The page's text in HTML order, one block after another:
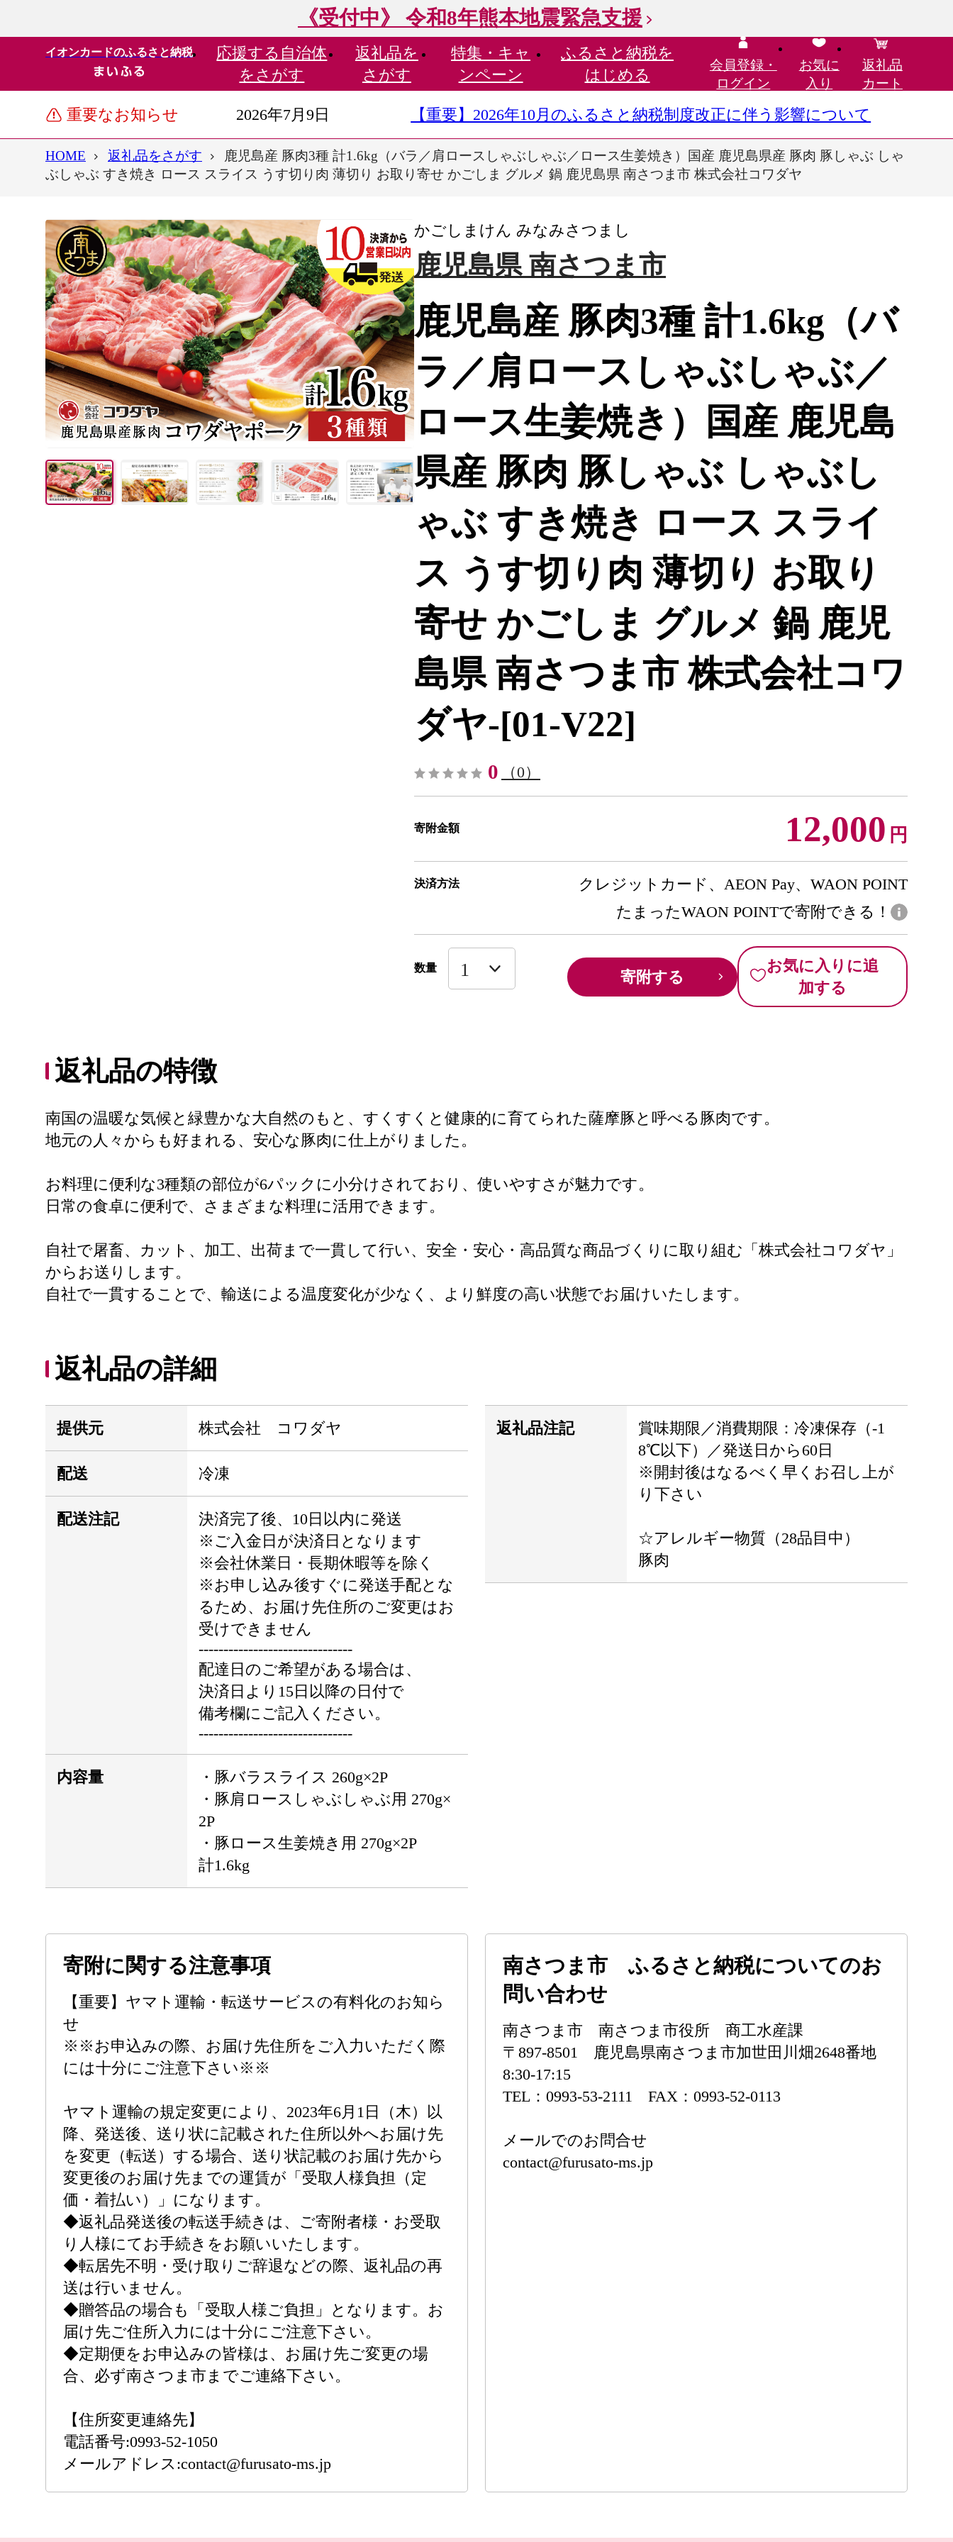
《受付中》 令和8年熊本地震緊急支援
イオンカードのふるさと納税 応援する 自治体
をさがす
返礼品を
さがす
特集・ キャ
ンペーン
ふるさと納税を
はじめる
会員登録・
ログイン
お気に
入り
返礼品
カート
重要なお知らせ 2026年7月9日 【重要】2026年10月のふるさと納税制度改正に伴う影響について
HOME 返礼品をさがす
鹿児島産 豚肉3種 計1.6kg（バラ／肩ロースしゃぶしゃぶ／ロース生姜焼き）国産 鹿児島県産 豚肉 豚しゃぶ しゃ
ぶしゃぶ すき焼き ロース スライス うす切り肉 薄切り お取り寄せ かごしま グルメ 鍋 鹿児島県 南さつま市 株式会社コワダヤ
かごしまけん みなみさつまし
鹿児島県 南さつま市
鹿児島産 豚肉3種 計1.6kg（バ
ラ／肩ロースしゃぶしゃぶ／
ロース生姜焼き）国産 鹿児島
県産 豚肉 豚しゃぶ しゃぶし
ゃぶ すき焼き ロース スライ
ス うす切り肉 薄切り お取り
寄せ かごしま グルメ 鍋 鹿児
島県 南さつま市 株式会社コワ
ダヤ-[01-V22]
0 （0）
寄附金額 12,000 円
決済方法
クレジットカード、AEON Pay、WAON POINT
たまったWAON POINTで寄附できる！
数量 寄附する
お気に入りに追
加する
返礼品の特徴
南国の温暖な気候と緑豊かな大自然のもと、すくすくと健康的に育てられた薩摩豚と呼べる豚肉です。
地元の人々からも好まれる、安心な豚肉に仕上がりました。
お料理に便利な3種類の部位が6パックに小分けされており、使いやすさが魅力です。
日常の食卓に便利で、さまざまな料理に活用できます。
自社で屠畜、カット、加工、出荷まで一貫して行い、安全・安心・高品質な商品づくりに取り組む「株式会社コワダヤ」
からお送りします。
自社で一貫することで、輸送による温度変化が少なく、より鮮度の高い状態でお届けいたします。
返礼品の詳細
提供元 株式会社 コワダヤ
配送 冷凍
配送注記
決済完了後、10日以内に発送
※ご入金日が決済日となります
※会社休業日・長期休暇等を除く
※お申し込み後すぐに発送手配とな
るため、お届け先住所のご変更はお
受けできません
-------------------------------
配達日のご希望がある場合は、
決済日より15日以降の日付で
備考欄にご記入ください。
-------------------------------
内容量
・豚バラスライス 260g×2P
・豚肩ロースしゃぶしゃぶ用 270g×
2P
・豚ロース生姜焼き用 270g×2P
計1.6kg
返礼品注記
賞味期限／消費期限：冷凍保存（-1
8℃以下）／発送日から60日
※開封後はなるべく早くお召し上が
り下さい
☆アレルギー物質（28品目中）
豚肉
寄附に関する注意事項
【重要】ヤマト運輸・転送サービスの有料化のお知ら
せ
※※お申込みの際、お届け先住所をご入力いただく際
には十分にご注意下さい※※
ヤマト運輸の規定変更により、2023年6月1日（木）以
降、発送後、送り状に記載された住所以外へお届け先
を変更（転送）する場合、送り状記載のお届け先から
変更後のお届け先までの運賃が「受取人様負担（定
価・着払い）」になります。
◆返礼品発送後の転送手続きは、ご寄附者様・お受取
り人様にてお手続きをお願いいたします。
◆転居先不明・受け取りご辞退などの際、返礼品の再
送は行いません。
◆贈答品の場合も「受取人様ご負担」となります。お
届け先ご住所入力には十分にご注意下さい。
◆定期便をお申込みの皆様は、お届け先ご変更の場
合、必ず南さつま市までご連絡下さい。
【住所変更連絡先】
電話番号:0993-52-1050
メールアドレス:contact@furusato-ms.jp
南さつま市 ふるさと納税についてのお
問い合わせ
南さつま市 南さつま市役所 商工水産課
〒897-8501 鹿児島県南さつま市加世田川畑2648番地
8:30-17:15
TEL：0993-53-2111 FAX：0993-52-0113
メールでのお問合せ
contact@furusato-ms.jp